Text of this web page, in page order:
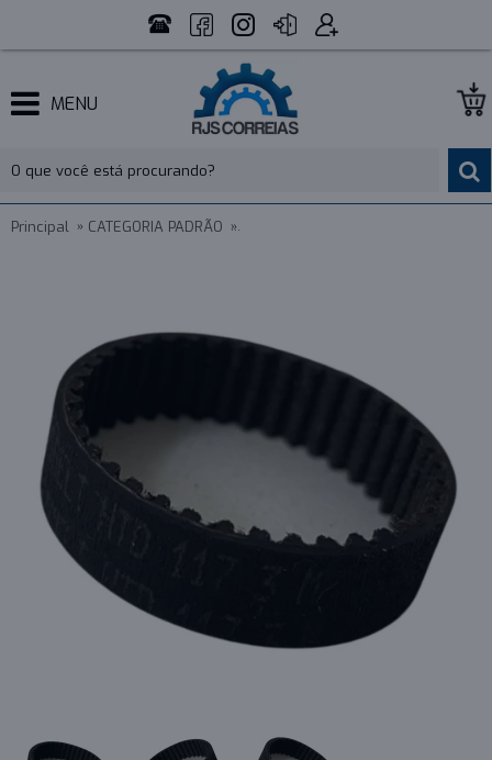
MENU
Principal CATEGORIA PADRÃO